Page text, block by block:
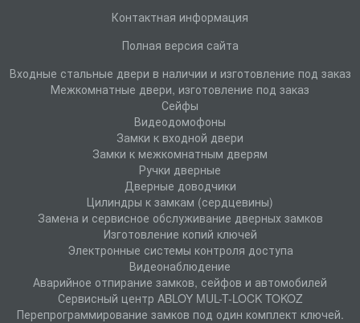
Контактная информация
Полная версия сайта
Входные стальные двери в наличии и изготовление под заказ
Межкомнатные двери, изготовление под заказ
Сейфы
Видеодомофоны
Замки к входной двери
Замки к межкомнатным дверям
Ручки дверные
Дверные доводчики
Цилиндры к замкам (сердцевины)
Замена и сервисное обслуживание дверных замков
Изготовление копий ключей
Электронные системы контроля доступа
Видеонаблюдение
Аварийное отпирание замков, сейфов и автомобилей
Сервисный центр ABLOY MUL-T-LOCK TOKOZ
Перепрограммирование замков под один комплект ключей.